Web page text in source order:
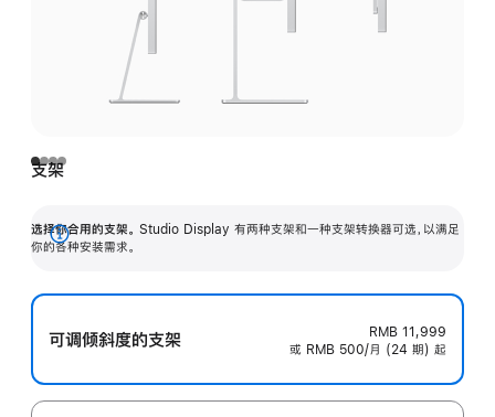
支架
选择你合用的支架。 Studio Display 有两种支架和一种支架转换器可选，以满足
你的各种安装需求。
展
可调倾斜度的支架
RMB 11,999
或 RMB 500/月 (24 期) 起